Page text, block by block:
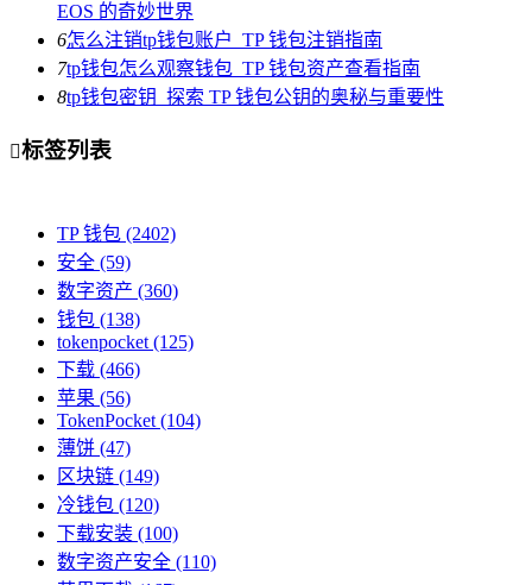
EOS 的奇妙世界
6怎么注销tp钱包账户_TP 钱包注销指南
7tp钱包怎么观察钱包_TP 钱包资产查看指南
8tp钱包密钥_探索 TP 钱包公钥的奥秘与重要性
标签列表
TP 钱包 (2402)
安全 (59)
数字资产 (360)
钱包 (138)
tokenpocket (125)
下载 (466)
苹果 (56)
TokenPocket (104)
薄饼 (47)
区块链 (149)
冷钱包 (120)
下载安装 (100)
数字资产安全 (110)